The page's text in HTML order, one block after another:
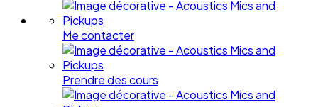
Me contacter
Prendre des cours